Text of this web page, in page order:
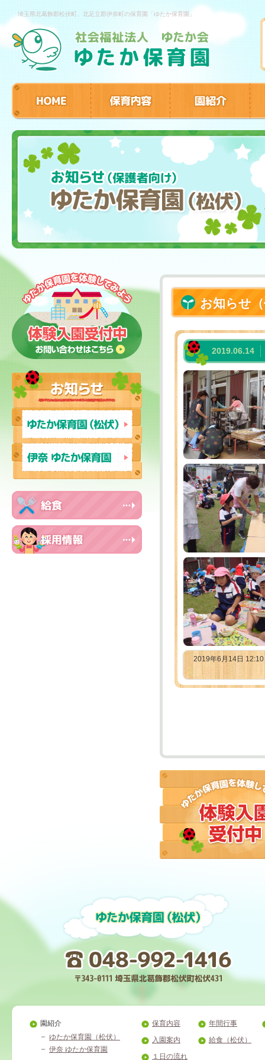
埼玉県北葛飾郡松伏町、北足立郡伊奈町の保育園「ゆたか保育園」
お知らせ
2019.06.14
2019年6月14日
園紹介
ゆたか保育園（松伏）
伊奈 ゆたか保育園
保育内容
入園案内
１日の流れ
年間行事
給食（松伏）